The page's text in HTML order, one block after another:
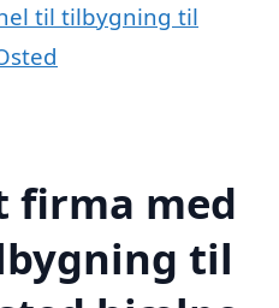
til tilbygning til
firma med
til